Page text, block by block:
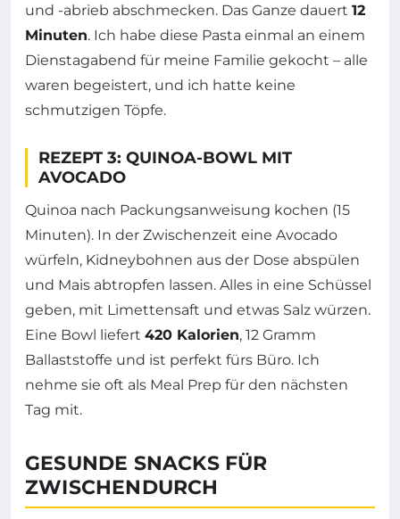
und -abrieb abschmecken. Das Ganze dauert 12
Minuten. Ich habe diese Pasta einmal an einem
Dienstagabend für meine Familie gekocht – alle
waren begeistert, und ich hatte keine
schmutzigen Töpfe.
REZEPT 3: QUINOA-BOWL MIT
AVOCADO
Quinoa nach Packungsanweisung kochen (15
Minuten). In der Zwischenzeit eine Avocado
würfeln, Kidneybohnen aus der Dose abspülen
und Mais abtropfen lassen. Alles in eine Schüssel
geben, mit Limettensaft und etwas Salz würzen.
Eine Bowl liefert 420 Kalorien, 12 Gramm
Ballaststoffe und ist perfekt fürs Büro. Ich
nehme sie oft als Meal Prep für den nächsten
Tag mit.
GESUNDE SNACKS FÜR
ZWISCHENDURCH